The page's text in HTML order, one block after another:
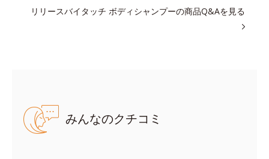
*1 ラウロイルシルクアミノ酸K
の洗浄成分*1配合 ●シルクエキス*2配合＝保湿成分 ●う
るおい吸着成分*3配合＝保湿成分 ●ヒアルロン酸ナトリウ
ム配合＝保湿成分
リリースバイタッチ ボディシャンプーの商品Q&Aを見る
みんなのクチコミ